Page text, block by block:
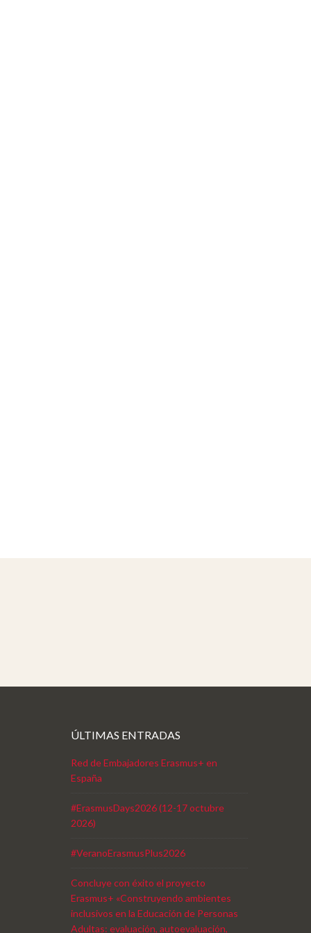
ÚLTIMAS ENTRADAS
Red de Embajadores Erasmus+ en
España
#ErasmusDays2026 (12-17 octubre
2026)
#VeranoErasmusPlus2026
Concluye con éxito el proyecto
Erasmus+ «Construyendo ambientes
inclusivos en la Educación de Personas
Adultas: evaluación, autoevaluación,